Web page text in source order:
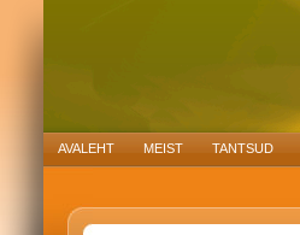
AVALEHT MEIST TANTSUD